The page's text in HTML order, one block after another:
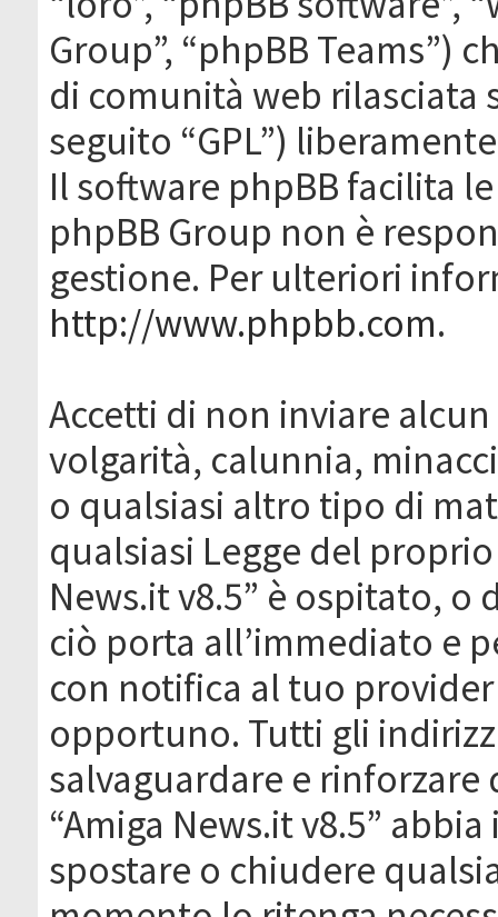
Group”, “phpBB Teams”)
di comunità web rilasciata
seguito “GPL”)
Il software phpBB facilita
phpBB Group non è
gestione. Per ulteriori
http://www.phpbb.com.
Accetti di non inviare
volgarità, calunnia,
o qualsiasi altro tipo di
qualsiasi Legge del
News.it v8.5” è ospitato, o
ciò porta all’immediato e
con notifica al tuo
opportuno. Tutti gli
salvaguardare e
“Amiga News.it v8.5”
spostare o chiudere